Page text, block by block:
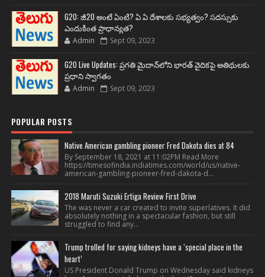
G20: జీ20 అంటే ఏంటి? ఏ ఏ దేశాలకు సభ్యత్వం? సదస్సుకు
ఎందుకింత ప్రాధాన్యత?
Admin Sept 09, 2023
G20 Live Updates: ప్రగతి మైదాన్‌లోని భారత్ వైదికపై అతిథులకు
ప్రధాని స్వాగతం
Admin Sept 09, 2023
POPULAR POSTS
Native American gambling pioneer Fred Dakota dies at 84
By September 18, 2021 at 11:02PM Read More
https://timesofindia.indiatimes.com/world/us/native-
american-gambling-pioneer-fred-dakota-d...
2018 Maruti Suzuki Ertiga Review First Drive
The was never a car created to invite superlatives. It did
absolutely nothing in a spectacular fashion, but still
struggled to find any...
Trump trolled for saying kidneys have a ‘special place in the
heart’
US President Donald Trump on Wednesday said kidneys